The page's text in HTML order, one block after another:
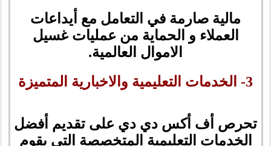
مالية صارمة في التعامل مع أيداعات
العملاء و الحماية من عمليات غسيل
الاموال العالمية.
3- الخدمات التعليمية والاخبارية المتميزة
تحرص أف أكس دي دي على تقديم أفضل
الخدمات التعليمية المتخصصة التي يقوم